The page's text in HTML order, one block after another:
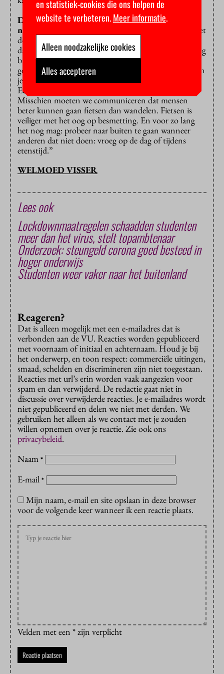
De boodschap ‘blijf zo veel mogelijk thuis’ kan je
niet ontgaan zijn toch?
“Maar die is tegenstrijdig met
de boodschap die mensen jarenlang hebben gehoord
dat het goed is om naar buiten te gaan, zeker als ze lang
binnen hebben gezeten. Ook daarin zijn we
gewoontedieren. En in grote delen van Nederland kun
je gewoon naar buiten zonder anderen te besmetten.
Een volledige lockdown zou daarom ook zonde zijn.
Misschien moeten we communiceren dat mensen
beter kunnen gaan fietsen dan wandelen. Fietsen is
veiliger met het oog op besmetting. En voor zo lang
het nog mag: probeer naar buiten te gaan wanneer
anderen dat niet doen: vroeg op de dag of tijdens
etenstijd.”
WELMOED VISSER
Lees ook
Lockdownmaatregelen schaadden studenten
meer dan het virus, stelt topambtenaar
Onderzoek: steungeld corona goed besteed in
hoger onderwijs
Studenten weer vaker naar het buitenland
Reageren?
Dat is alleen mogelijk met een e-mailadres dat is
verbonden aan de VU. Reacties worden gepubliceerd
met voornaam of initiaal en achternaam. Houd je bij
het onderwerp, en toon respect: commerciële uitingen,
smaad, schelden en discrimineren zijn niet toegestaan.
Reacties met url’s erin worden vaak aangezien voor
spam en dan verwijderd. De redactie gaat niet in
discussie over verwijderde reacties. Je e-mailadres wordt
niet gepubliceerd en delen we niet met derden. We
gebruiken het alleen als we contact met je zouden
willen opnemen over je reactie. Zie ook ons
privacybeleid.
Naam *
E-mail *
Mijn naam, e-mail en site opslaan in deze browser
voor de volgende keer wanneer ik een reactie plaats.
Velden met een * zijn verplicht
en statistiek-cookies die ons helpen de
website te verbeteren.Meer informatie.
Alleen noodzakelijke cookies
Alles accepteren